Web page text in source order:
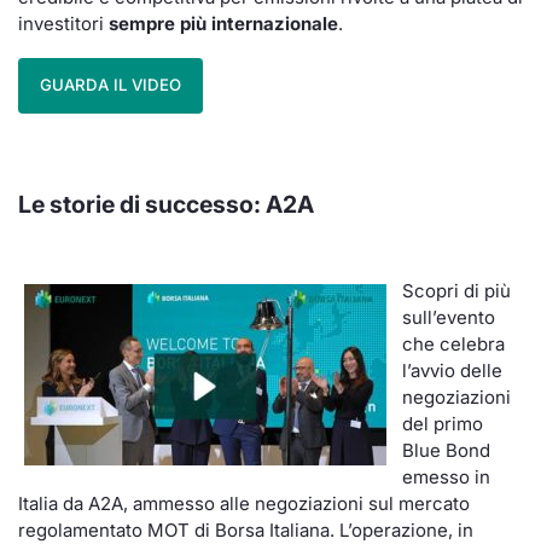
investitori sempre più internazionale.
GUARDA IL VIDEO
Le storie di successo: A2A
Scopri di più
sull’evento
che celebra
l’avvio delle
negoziazioni
del primo
Blue Bond
emesso in
Italia da A2A, ammesso alle negoziazioni sul mercato
regolamentato MOT di Borsa Italiana. L’operazione, in